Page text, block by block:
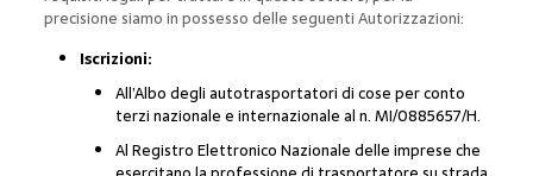
precisione siamo in possesso delle seguenti Autorizzazioni:
Iscrizioni:
All’Albo degli autotrasportatori di cose per conto
terzi nazionale e internazionale al n. MI/0885657/H.
Al Registro Elettronico Nazionale delle imprese che